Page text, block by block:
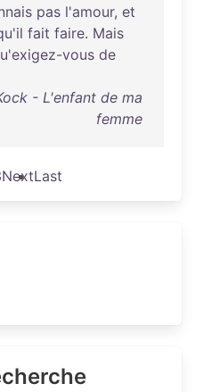
pas l'amour, et
fait faire. Mais
vous de
- L'enfant de ma
femme
NextLast